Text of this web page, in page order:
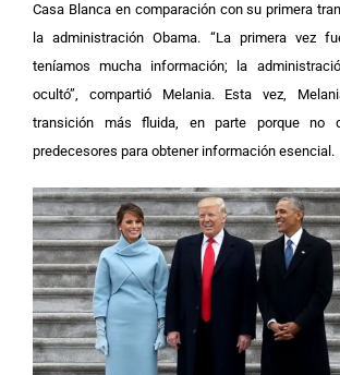
Casa Blanca en comparación con su primera
la administración Obama. “La primera vez
teníamos mucha información; la
ocultó”, compartió Melania. Esta vez,
transición más fluida, en parte porque no
predecesores para obtener información esencial.